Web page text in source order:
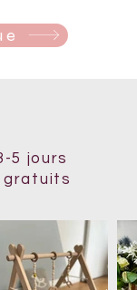
5 jours